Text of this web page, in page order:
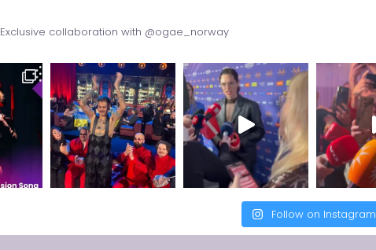
Exclusive collaboration with @ogae_norway
Follow on Instagram